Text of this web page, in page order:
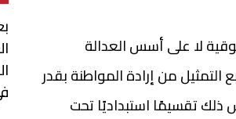
لا على أسس العدالة
التمثيل من إرادة المواطنة بقدر
ذلك تقسيمًا استبداديًا تحت